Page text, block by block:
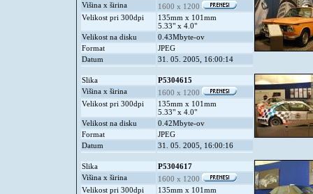
Višina x širina
1600 x 1200
Velikost pri 300dpi
135mm x 101mm
5.33" x 4.0"
Velikost na disku
0.43Mbyte-ov
Format
JPEG
Datum
31. 05. 2005, 16:00:14
Slika
P5304615
Višina x širina
1600 x 1200
Velikost pri 300dpi
135mm x 101mm
5.33" x 4.0"
Velikost na disku
0.42Mbyte-ov
Format
JPEG
Datum
31. 05. 2005, 16:00:16
Slika
P5304617
Višina x širina
1600 x 1200
Velikost pri 300dpi
135mm x 101mm